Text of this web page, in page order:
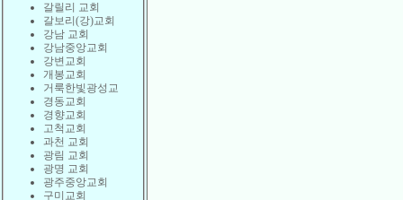
갈릴리 교회
갈보리(강)교회
강남 교회
강남중앙교회
강변교회
개봉교회
거룩한빛광성교
경동교회
경향교회
고척교회
과천 교회
광림 교회
광명 교회
광주중앙교회
구미교회